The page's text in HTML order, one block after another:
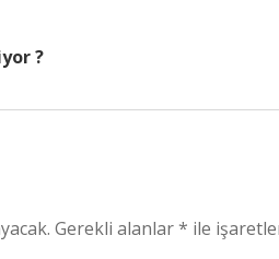
?
Gerekli alanlar* ile